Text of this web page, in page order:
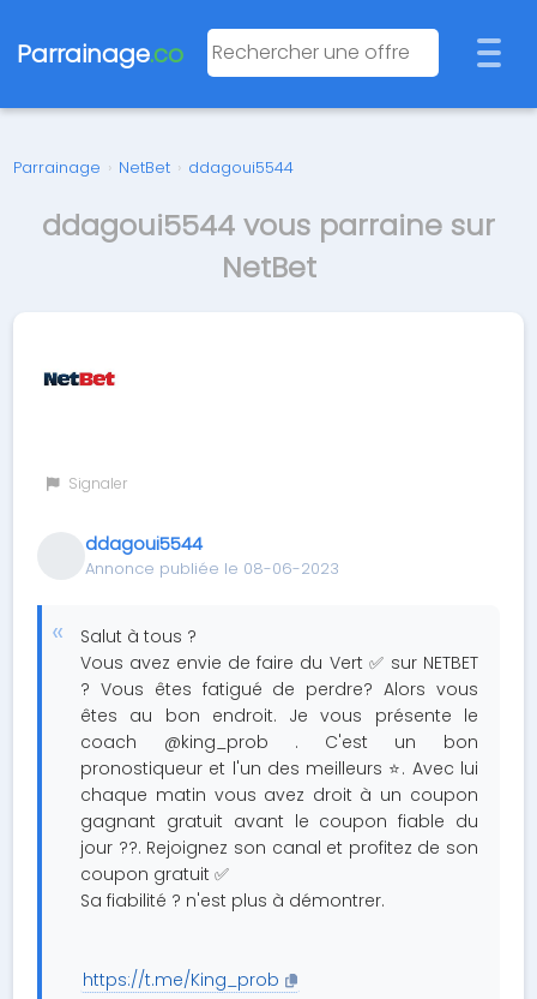
Parrainage.co
Parrainage › NetBet › ddagoui5544
ddagoui5544 vous parraine sur
NetBet
Signaler
ddagoui5544
Annonce publiée le 08-06-2023
Salut à tous ?
Vous avez envie de faire du Vert ✅ sur NETBET
? Vous êtes fatigué de perdre? Alors vous
êtes au bon endroit. Je vous présente le
coach @king_prob . C'est un bon
pronostiqueur et l'un des meilleurs ⭐. Avec lui
chaque matin vous avez droit à un coupon
gagnant gratuit avant le coupon fiable du
jour ??. Rejoignez son canal et profitez de son
coupon gratuit ✅
Sa fiabilité ? n'est plus à démontrer.
https://t.me/King_prob